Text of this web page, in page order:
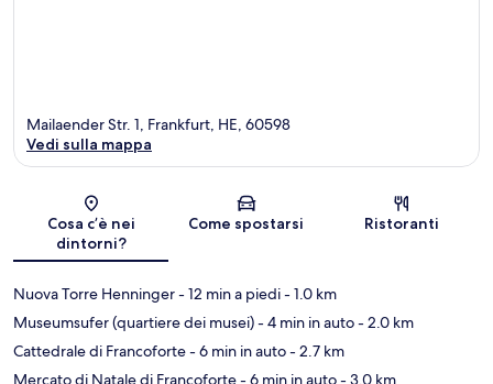
Mappa
Mailaender Str. 1, Frankfurt, HE, 60598
Vedi sulla mappa
Cosa c’è nei
dintorni?
Come spostarsi Ristoranti
Nuova Torre Henninger- 12 min a piedi- 1.0 km
Museumsufer (quartiere dei musei)- 4 min in auto- 2.0 km
Cattedrale di Francoforte- 6 min in auto- 2.7 km
Mercato di Natale di Francoforte- 6 min in auto- 3.0 km